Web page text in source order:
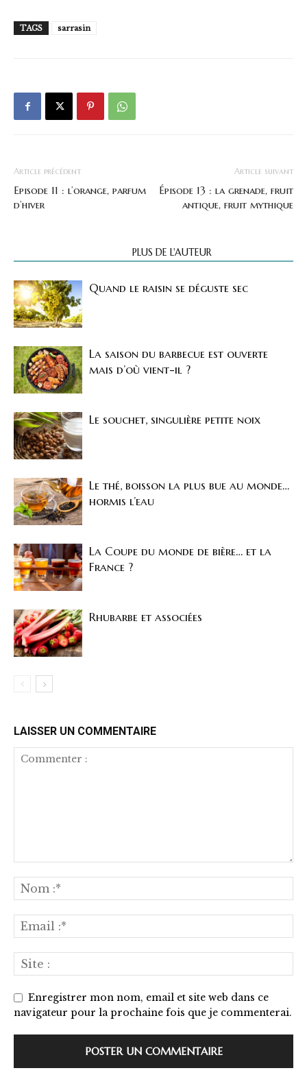
TAGS sarrasin
Article précédent
Episode 11 : l’orange, parfum
d’hiver
Article suivant
Épisode 13 : la grenade, fruit
antique, fruit mythique
PLUS DE L'AUTEUR
Quand le raisin se déguste sec
La saison du barbecue est ouverte
mais d’où vient-il ?
Le souchet, singulière petite noix
Le thé, boisson la plus bue au monde…
hormis l’eau
La Coupe du monde de bière… et la
France ?
Rhubarbe et associées
LAISSER UN COMMENTAIRE
Enregistrer mon nom, email et site web dans ce
navigateur pour la prochaine fois que je commenterai.